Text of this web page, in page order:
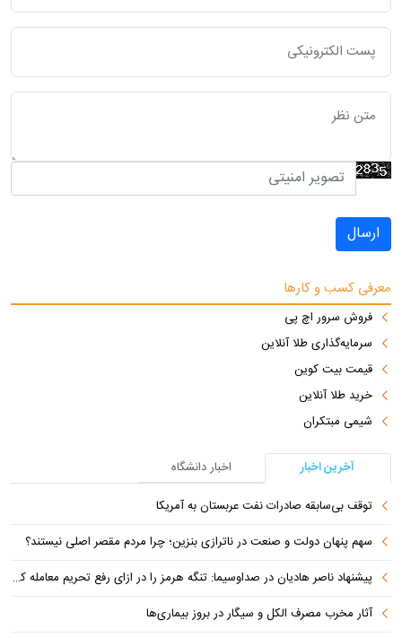
ارسال
معرفی کسب و کارها
فروش سرور اچ پی
سرمایه‌گذاری طلا آنلاین
قیمت بیت کوین
خرید طلا آنلاین
شیمی مبتکران
آخرین اخبار
اخبار دانشگاه
توقف بی‌سابقه صادرات نفت عربستان به آمریکا
سهم پنهان دولت و صنعت در ناترازی بنزین؛ چرا مردم مقصر اصلی نیستند؟
پیشنهاد ناصر هادیان در صداوسیما: تنگه هرمز را در ازای رفع تحریم معامله کنیم
آثار مخرب مصرف الکل و سیگار در بروز بیماری‌ها